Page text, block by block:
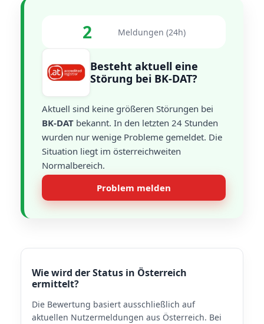
2 Meldungen (24h)
Besteht aktuell eine
Störung bei BK-DAT?
Aktuell sind keine größeren Störungen bei
BK-DAT bekannt. In den letzten 24 Stunden
wurden nur wenige Probleme gemeldet. Die
Situation liegt im österreichweiten
Normalbereich.
Problem melden
Wie wird der Status in Österreich
ermittelt?
Die Bewertung basiert ausschließlich auf
aktuellen Nutzermeldungen aus Österreich. Bei